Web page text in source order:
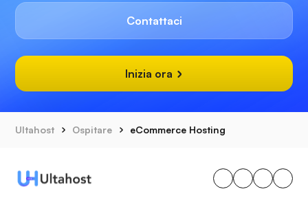
Contattaci
Inizia ora
Ultahost Ospitare eCommerce Hosting